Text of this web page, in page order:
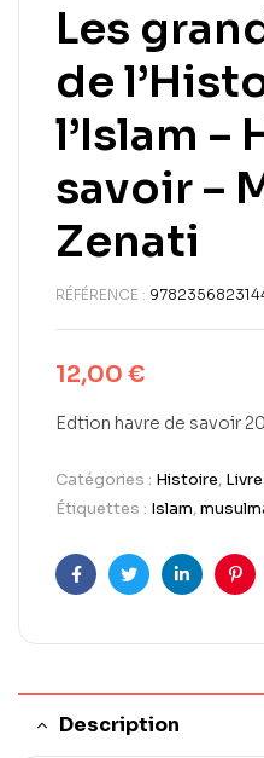
Les
de
l’Islam –
savoir –
Zenati
RÉFÉRENCE :
12,00 €
Edtion havre de savoir
Catégories : Histoire,
Étiquettes : Islam,
FacebookTwitterLinkedIn
Description